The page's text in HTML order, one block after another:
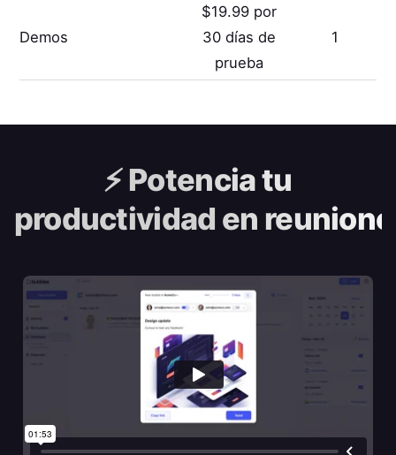
Demos
$19.99 por
30 días de
prueba
1
⚡️Potencia tu
productividad en